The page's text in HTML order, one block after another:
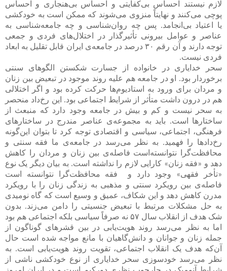
لازم نیستند احساس بی‌کفایتی و احساس بی‌هنجاری و احساس
پوچی می‌کنند و نهایتاً منزوی می‌شوند که ممکن است به خودکشی
یا اعتیاد بی‌انجامد. پس چه روان‌شناسی و چه جامعه‌شناسی به
عناصر و عوامل بیرونی تأثیرگذار در اختلال‌های فردی و جمعی
توجه دارند و آن رقم ۳۰ درصد در جامعه‌ی ایران قابل تقلیل به ابعاد
فردی نیست.
سحر خدایاری در خانواده از جسارت شکستن الگوهای سنتی
برخوردار بود. او در جامعه هم علیه روند موجود در تبعیض بین زنان
و مردان برای ورود به استادیوم‌ها حرکت کرده بود و اگر اختلالی
هم در درون داشت متأثر از شرایط اجتماعی بود. این رخ‌داد منحصر
به سحر نیست و کم و بیش در جامعه وجود دارد که منبعث از
ساختارها است. باید به مجموعه‌ی عناصر مندرج در ساختارهای
فرهنگی، اجتماعی، سیاسی و اقتصادی توجه کرد تا بتوان این‌گونه
رخ‌دادها را فهمید. به نظر می‌رسد در جامعه‌ی ما فقه سنتی و
محافظت‌گرا نتوانسته‌است فاصله‌ی بین زنان و مردان را کاهش
دهد و «فقه زنان» کارایی لازم را نداشته است. به بیان دیگر یک نوع
«تأخر فقهی» وجود دارد و فقه محافظت‌گرا نتوانسته است
فاصله‌ی بین رویکرد سنتی و مذهبی به زندگی زنان را با رویکرد
مدرن کاهش دهد و این شکاف، عمیق و وسیع است که گاه نومیدی
به حل مشکلات مرتبط با تبعیض جنسیتی را دامن می‌زند. بدون
شک هدف از انقلاب سال ۵۷ نه صرفاً سیاسی بلکه اجتماعی هم بود
اما به نظر می‌رسد روند هویت‌یابی در بین قشرهای گوناگون از
جمله زنان و جوانان و دانش‌گاهیان با مانع مواجه شده است حال
آن‌که هدف یک انقلاب اجتماعی، تقویت روند هویت‌یابی است. به
نظر می‌رسد خودسوزی سحر خدایاری از نوع خودکشی ناشی از